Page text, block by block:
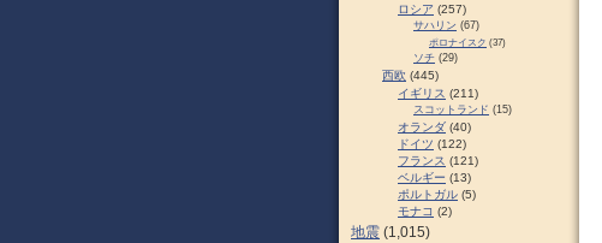
ロシア (257)
サハリン (67)
ポロナイスク (37)
ソチ (29)
西欧 (445)
イギリス (211)
スコットランド (15)
オランダ (40)
ドイツ (122)
フランス (121)
ベルギー (13)
ポルトガル (5)
モナコ (2)
地震 (1,015)